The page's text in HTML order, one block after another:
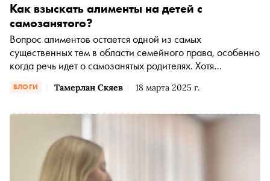
блога — адвокат Екатерина Демченко, которая
предоставит рекомендации, позволяющие уверенно
ориентироваться в теме
БЛОГИ Тамерлан Скяев 18 марта 2025 г.
Как взыскать алименты на детей с
самозанятого?
Вопрос алиментов остается одной из самых
существенных тем в области семейного права, особенно
когда речь идет о самозанятых родителях. Хотя
гибкость и независимость, она также вызывает
разобраться с этими нюансами, расскажет гостья моего
блога адвокат Марьяна Хаджиева